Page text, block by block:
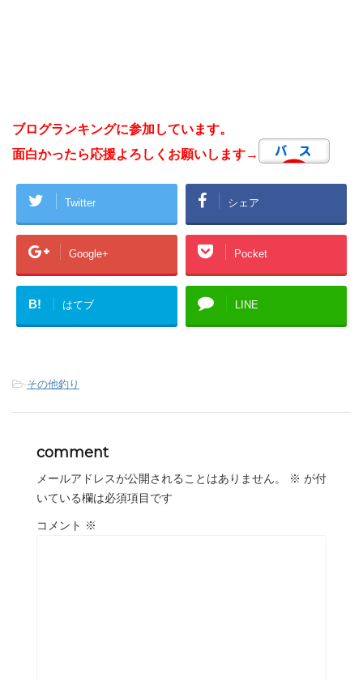
ブログランキングに参加しています。
面白かったら応援よろしくお願いします→
Twitter シェア
Google+ Pocket
B! はてブ LINE
-その他釣り
comment
メールアドレスが公開されることはありません。 ※ が付
いている欄は必須項目です
コメント ※